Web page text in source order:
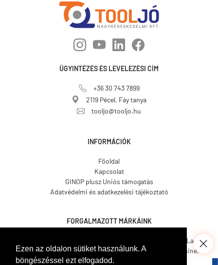
Ezen az oldalon sütiket használunk. A
böngészéssel ezt elfogadod.
ÜGYINTÉZÉS ÉS LEVELEZÉSI CÍM
+36 30 743 7899
2119 Pécel, Fáy tanya
tooljo@tooljo.hu
INFORMÁCIÓK
Főoldal
Kapcsolat
GINOP plusz Uniós támogatás
Adatvédelmi és adatkezelési tájékoztató
FORGALMAZOTT MÁRKÁINK
Coverit.
Tecnover.
Hemmax.
Walled.
CosmosLac.
Pava Resine.